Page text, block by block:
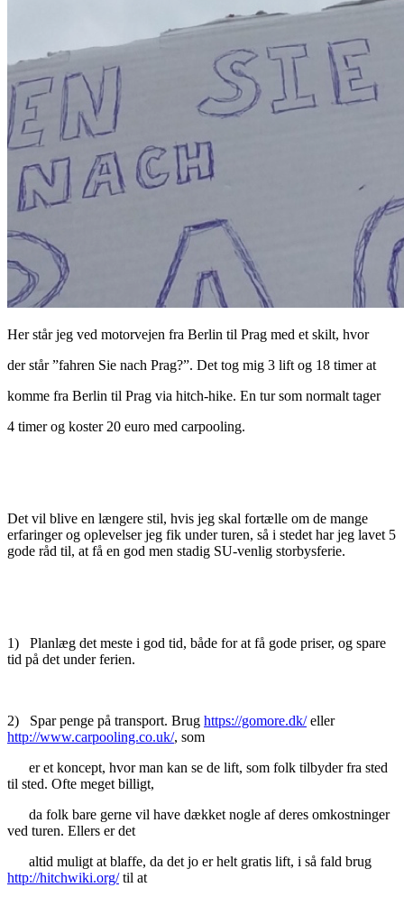
Her står jeg ved motorvejen fra Berlin til Prag med et skilt, hvor
der står ”fahren Sie nach Prag?”. Det tog mig 3 lift og 18 timer at
komme fra Berlin til Prag via hitch-hike. En tur som normalt tager
4 timer og koster 20 euro med carpooling.
Det vil blive en længere stil, hvis jeg skal fortælle om de mange
erfaringer og oplevelser jeg fik under turen, så i stedet har jeg lavet 5
gode råd til, at få en god men stadig SU-venlig storbysferie.
1) Planlæg det meste i god tid, både for at få gode priser, og spare
tid på det under ferien.
2) Spar penge på transport. Brug https://gomore.dk/eller
http://www.carpooling.co.uk/, som
er et koncept, hvor man kan se de lift, som folk tilbyder fra sted
til sted. Ofte meget billigt,
da folk bare gerne vil have dækket nogle af deres omkostninger
ved turen. Ellers er det
altid muligt at blaffe, da det jo er helt gratis lift, i så fald brug
http://hitchwiki.org/til at